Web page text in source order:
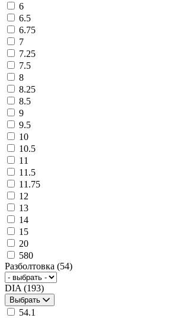
6
6.5
6.75
7
7.25
7.5
8
8.25
8.5
9
9.5
10
10.5
11
11.5
11.75
12
13
14
15
20
580
Разболтовка (54)
DIA (193)
Выбрать
54.1